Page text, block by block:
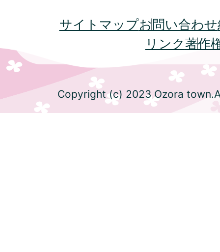
サイトマップお問い合わせ
リンク著作
Copyright (c) 2023 Ozora